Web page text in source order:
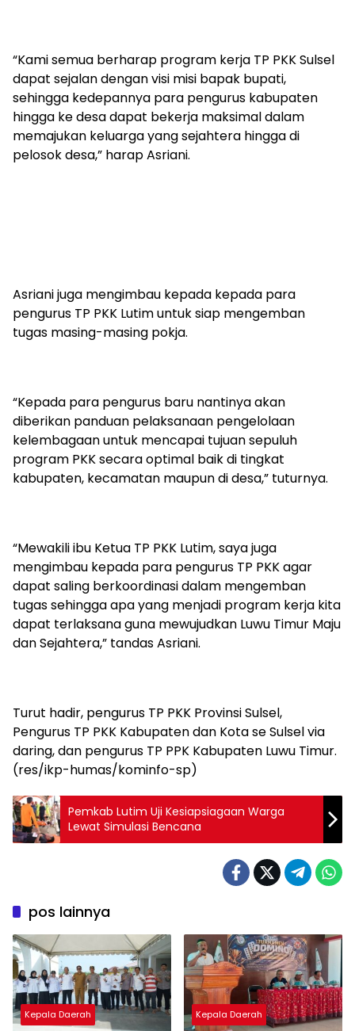
“Kami semua berharap program kerja TP PKK Sulsel
dapat sejalan dengan visi misi bapak bupati,
sehingga kedepannya para pengurus kabupaten
hingga ke desa dapat bekerja maksimal dalam
memajukan keluarga yang sejahtera hingga di
pelosok desa,” harap Asriani.
Asriani juga mengimbau kepada kepada para
pengurus TP PKK Lutim untuk siap mengemban
tugas masing-masing pokja.
“Kepada para pengurus baru nantinya akan
diberikan panduan pelaksanaan pengelolaan
kelembagaan untuk mencapai tujuan sepuluh
program PKK secara optimal baik di tingkat
kabupaten, kecamatan maupun di desa,” tuturnya.
“Mewakili ibu Ketua TP PKK Lutim, saya juga
mengimbau kepada para pengurus TP PKK agar
dapat saling berkoordinasi dalam mengemban
tugas sehingga apa yang menjadi program kerja kita
dapat terlaksana guna mewujudkan Luwu Timur Maju
dan Sejahtera,” tandas Asriani.
Turut hadir, pengurus TP PKK Provinsi Sulsel,
Pengurus TP PKK Kabupaten dan Kota se Sulsel via
daring, dan pengurus TP PPK Kabupaten Luwu Timur.
(res/ikp-humas/kominfo-sp)
Pemkab Lutim Uji Kesiapsiagaan Warga
Lewat Simulasi Bencana
pos lainnya
Kepala Daerah Kepala Daerah